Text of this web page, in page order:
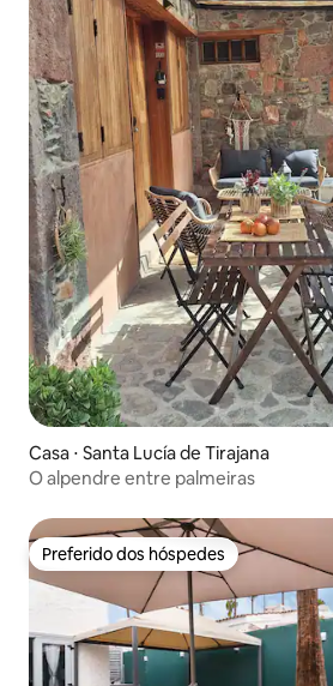
Casa ⋅ Santa Lucía de Tirajana
O alpendre entre palmeiras
Preferido dos hóspedes
Preferido dos hóspedes